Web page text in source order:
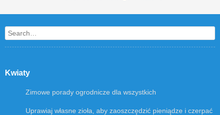
Search
Kwiaty
Zimowe porady ogrodnicze dla wszystkich
Uprawiaj własne zioła, aby zaoszczędzić pieniądze i czerpać